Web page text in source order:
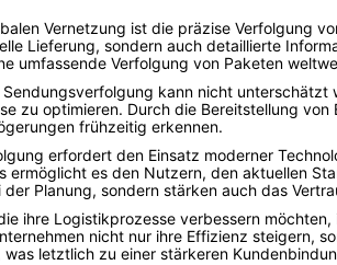
Vernetzung ist die präzise Verfolgung
Lieferung, sondern auch detaillierte
umfassende Verfolgung von Paketen
kann nicht
zu optimieren. Durch die Bereitstellung
frühzeitig erkennen.
erfordert den Einsatz moderner
ermöglicht es den Nutzern, den aktuellen
Planung, sondern stärken auch das
ihre Logistikprozesse verbessern
nicht nur ihre Effizienz steigern,
was letztlich zu einer stärkeren